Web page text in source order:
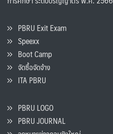
PBRU Exit Exam
Speexx
Boot Camp
จัดซื้อจัดจ้าง
ITA PBRU
PBRU LOGO
PBRU JOURNAL